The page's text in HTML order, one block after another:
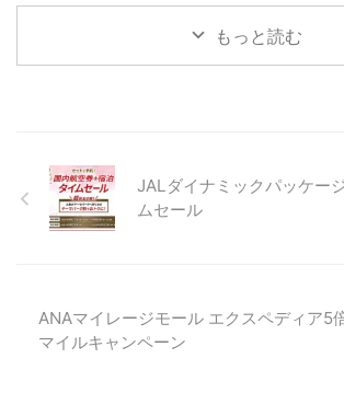
もっと読む
JALダイナミックパッケー
ムセール
ANAマイレージモール エクスペディア5
マイルキャンペーン